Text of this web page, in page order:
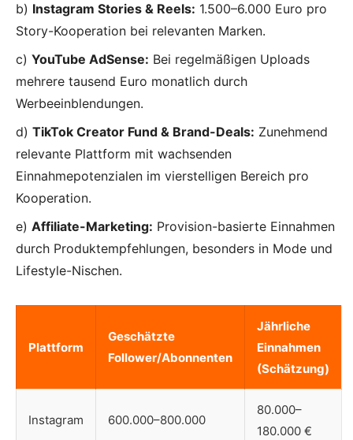
b) Instagram Stories & Reels: 1.500–6.000 Euro pro
Story-Kooperation bei relevanten Marken.
c) YouTube AdSense: Bei regelmäßigen Uploads
mehrere tausend Euro monatlich durch
Werbeeinblendungen.
d) TikTok Creator Fund & Brand-Deals: Zunehmend
relevante Plattform mit wachsenden
Einnahmepotenzialen im vierstelligen Bereich pro
Kooperation.
e) Affiliate-Marketing: Provision-basierte Einnahmen
durch Produktempfehlungen, besonders in Mode und
Lifestyle-Nischen.
Plattform
Geschätzte
Follower/Abonnenten
Jährliche
Einnahmen
(Schätzung)
Instagram 600.000–800.000
80.000–
180.000 €